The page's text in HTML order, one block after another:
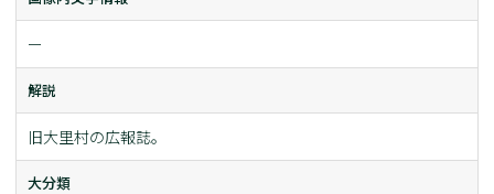
ー
解説
旧大里村の広報誌。
大分類